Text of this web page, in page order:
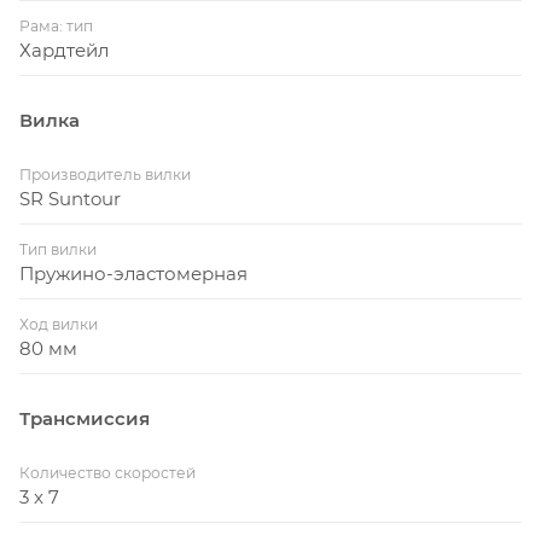
рефлекторами
Подседельный штырь: 2-х болтовый, 30.9мм
Каретка: Герметичный картридж, квадрат, 68мм
Спицы: Нержавеющая сталь, 2.0мм
Рама: тип
Хардтейл
Вилка
Производитель вилки
SR Suntour
Тип вилки
Пружино-эластомерная
Ход вилки
80 мм
Трансмиссия
Количество скоростей
3 x 7